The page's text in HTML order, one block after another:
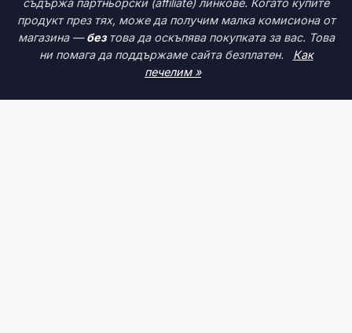
съдържа партньорски (affiliate) линкове. Когато купите
продукт през тях, може да получим малка комисиона от
магазина —безтова да оскъпява покупката за вас. Това
ни помага да поддържаме сайта безплатен.
Как
печелим »